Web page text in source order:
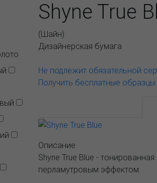
Shyne True
(Шайн)
Дизайнерская бумага
Не подлежит обязательной
Получить бесплатные
Описание
Shyne True Blue -
перламутровым эффектом.